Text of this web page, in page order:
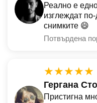
Реално е
изглеждат
снимките 😄
Потвърдена
★★★★★
Гергана
Пристигна